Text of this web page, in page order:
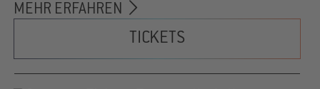
TICKETS
MEHR ERFAHREN